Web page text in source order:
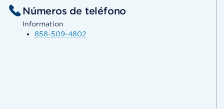
Números de teléfono
Information
858-509-4802